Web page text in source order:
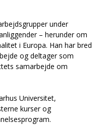
under
– herunder om
i Europa. Han har bred
og deltager som
samarbejde om
Universitet,
kurser og